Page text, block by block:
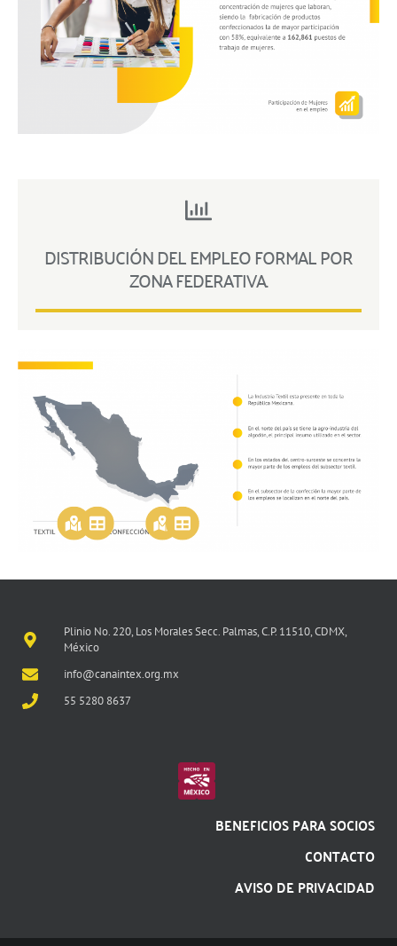
DISTRIBUCIÓN DEL EMPLEO FORMAL POR
ZONA FEDERATIVA.
Plinio No. 220, Los Morales Secc. Palmas, C.P. 11510, CDMX,
México
info@canaintex.org.mx
55 5280 8637
BENEFICIOS PARA SOCIOS
CONTACTO
AVISO DE PRIVACIDAD